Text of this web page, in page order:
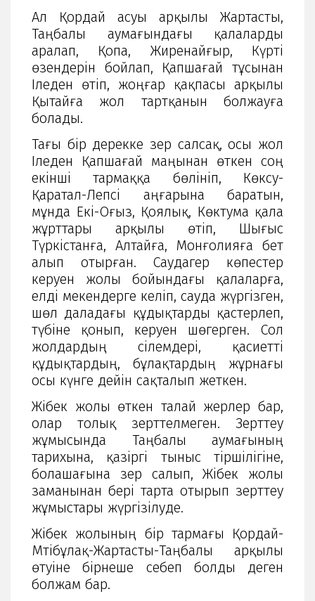
Ал Қордай асуы арқылы Жартасты,
Таңбалы аумағындағы қалаларды
аралап, Қопа, Жиренайғыр, Күрті
өзендерін бойлап, Қапшағай тұсынан
Іледен өтіп, жоңғар қақпасы арқылы
Қытайға жол тартқанын болжауға
болады.
Тағы бір дерекке зер салсақ, осы жол
Іледен Қапшағай маңынан өткен соң
екінші тармаққа бөлініп, Көксу-
Қаратал-Лепсі аңғарына баратын,
мұнда Екі-Оғыз, Қоялық, Көктума қала
жұрттары арқылы өтіп, Шығыс
Түркістанға, Алтайға, Монғолияға бет
алып отырған. Саудагер көпестер
керуен жолы бойындағы қалаларға,
елді мекендерге келіп, сауда жүргізген,
шөл даладағы құдықтарды қастерлеп,
түбіне қонып, керуен шөгерген. Сол
жолдардың сілемдері, қасиетті
құдықтардың, бұлақтардың жұрнағы
осы күнге дейін сақталып жеткен.
Жібек жолы өткен талай жерлер бар,
олар толық зерттелмеген. Зерттеу
жұмысында Таңбалы аумағының
тарихына, қазіргі тыныс тіршілігіне,
болашағына зер салып, Жібек жолы
заманынан бері тарта отырып зерттеу
жұмыстары жүргізілуде.
Жібек жолының бір тармағы Қордай-
Мәтібұлақ-Жартасты-Таңбалы арқылы
өтуіне бірнеше себеп болды деген
болжам бар.